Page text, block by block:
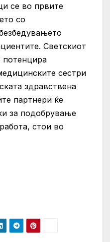
се во првите
со
Светскиот
потенцира
сестри
здравствена
партнери ќе
за подобрување
стои во